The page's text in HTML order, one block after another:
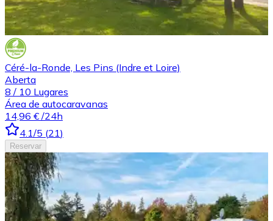
Céré-la-Ronde, Les Pins (Indre et Loire)
Aberta
8 / 10 Lugares
Área de autocaravanas
14,96 € /24h
4.1/5 (21)
Reservar